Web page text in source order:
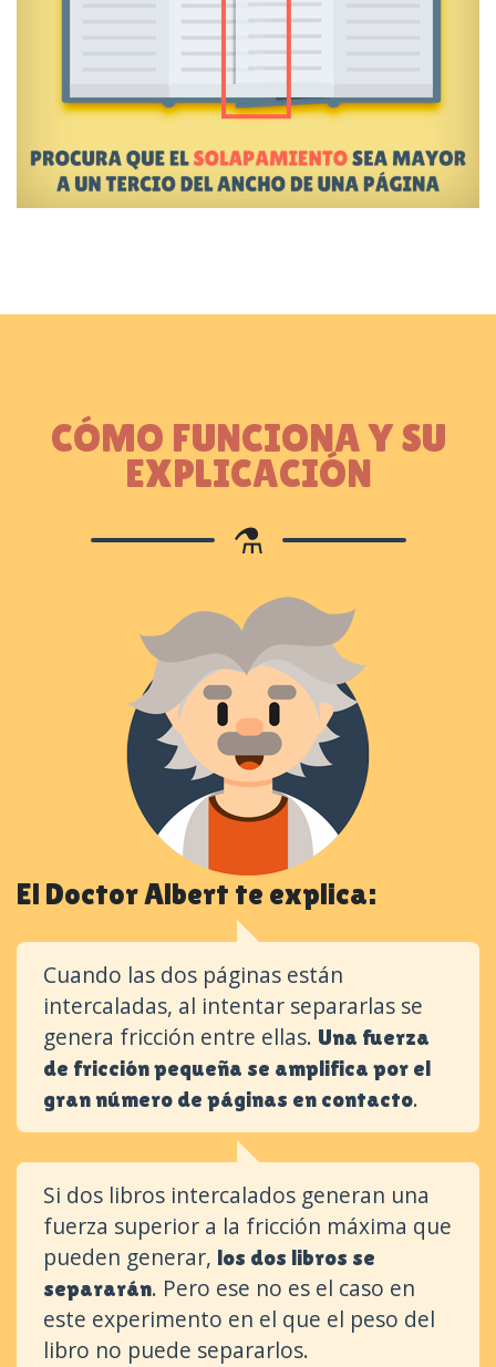
CÓMO FUNCIONA Y SU
EXPLICACIÓN
⚗️
El Doctor Albert te explica:
Cuando las dos páginas están
intercaladas, al intentar separarlas se
genera fricción entre ellas. Una fuerza
de fricción pequeña se amplifica por el
gran número de páginas en contacto.
Si dos libros intercalados generan una
fuerza superior a la fricción máxima que
pueden generar, los dos libros se
separarán. Pero ese no es el caso en
este experimento en el que el peso del
libro no puede separarlos.